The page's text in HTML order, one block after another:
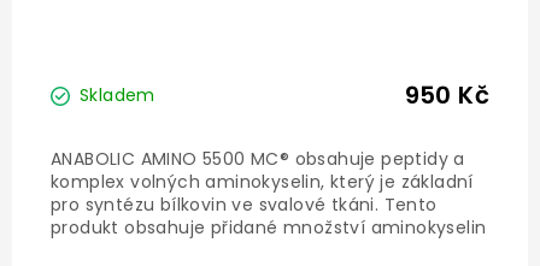
Skladem 950 Kč
ANABOLIC AMINO 5500 MC® obsahuje peptidy a
komplex volných aminokyselin, který je základní
pro syntézu bílkovin ve svalové tkáni. Tento
produkt obsahuje přidané množství aminokyselin